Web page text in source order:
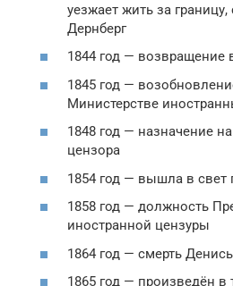
уезжает жить за
Дернберг
1844 год — возвращение
1845 год —
Министерстве
1848 год — назначение
цензора
1854 год — вышла в свет
1858 год — должность
иностранной цензуры
1864 год — смерть
1865 год — произведён в